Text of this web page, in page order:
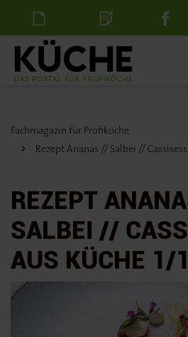
NewsletterStellenanzeige
Fachmagazin für Profiköche
Rezept Ananas // Salbei //
REZEPT
SALBEI //
AUS KÜCHE 1/